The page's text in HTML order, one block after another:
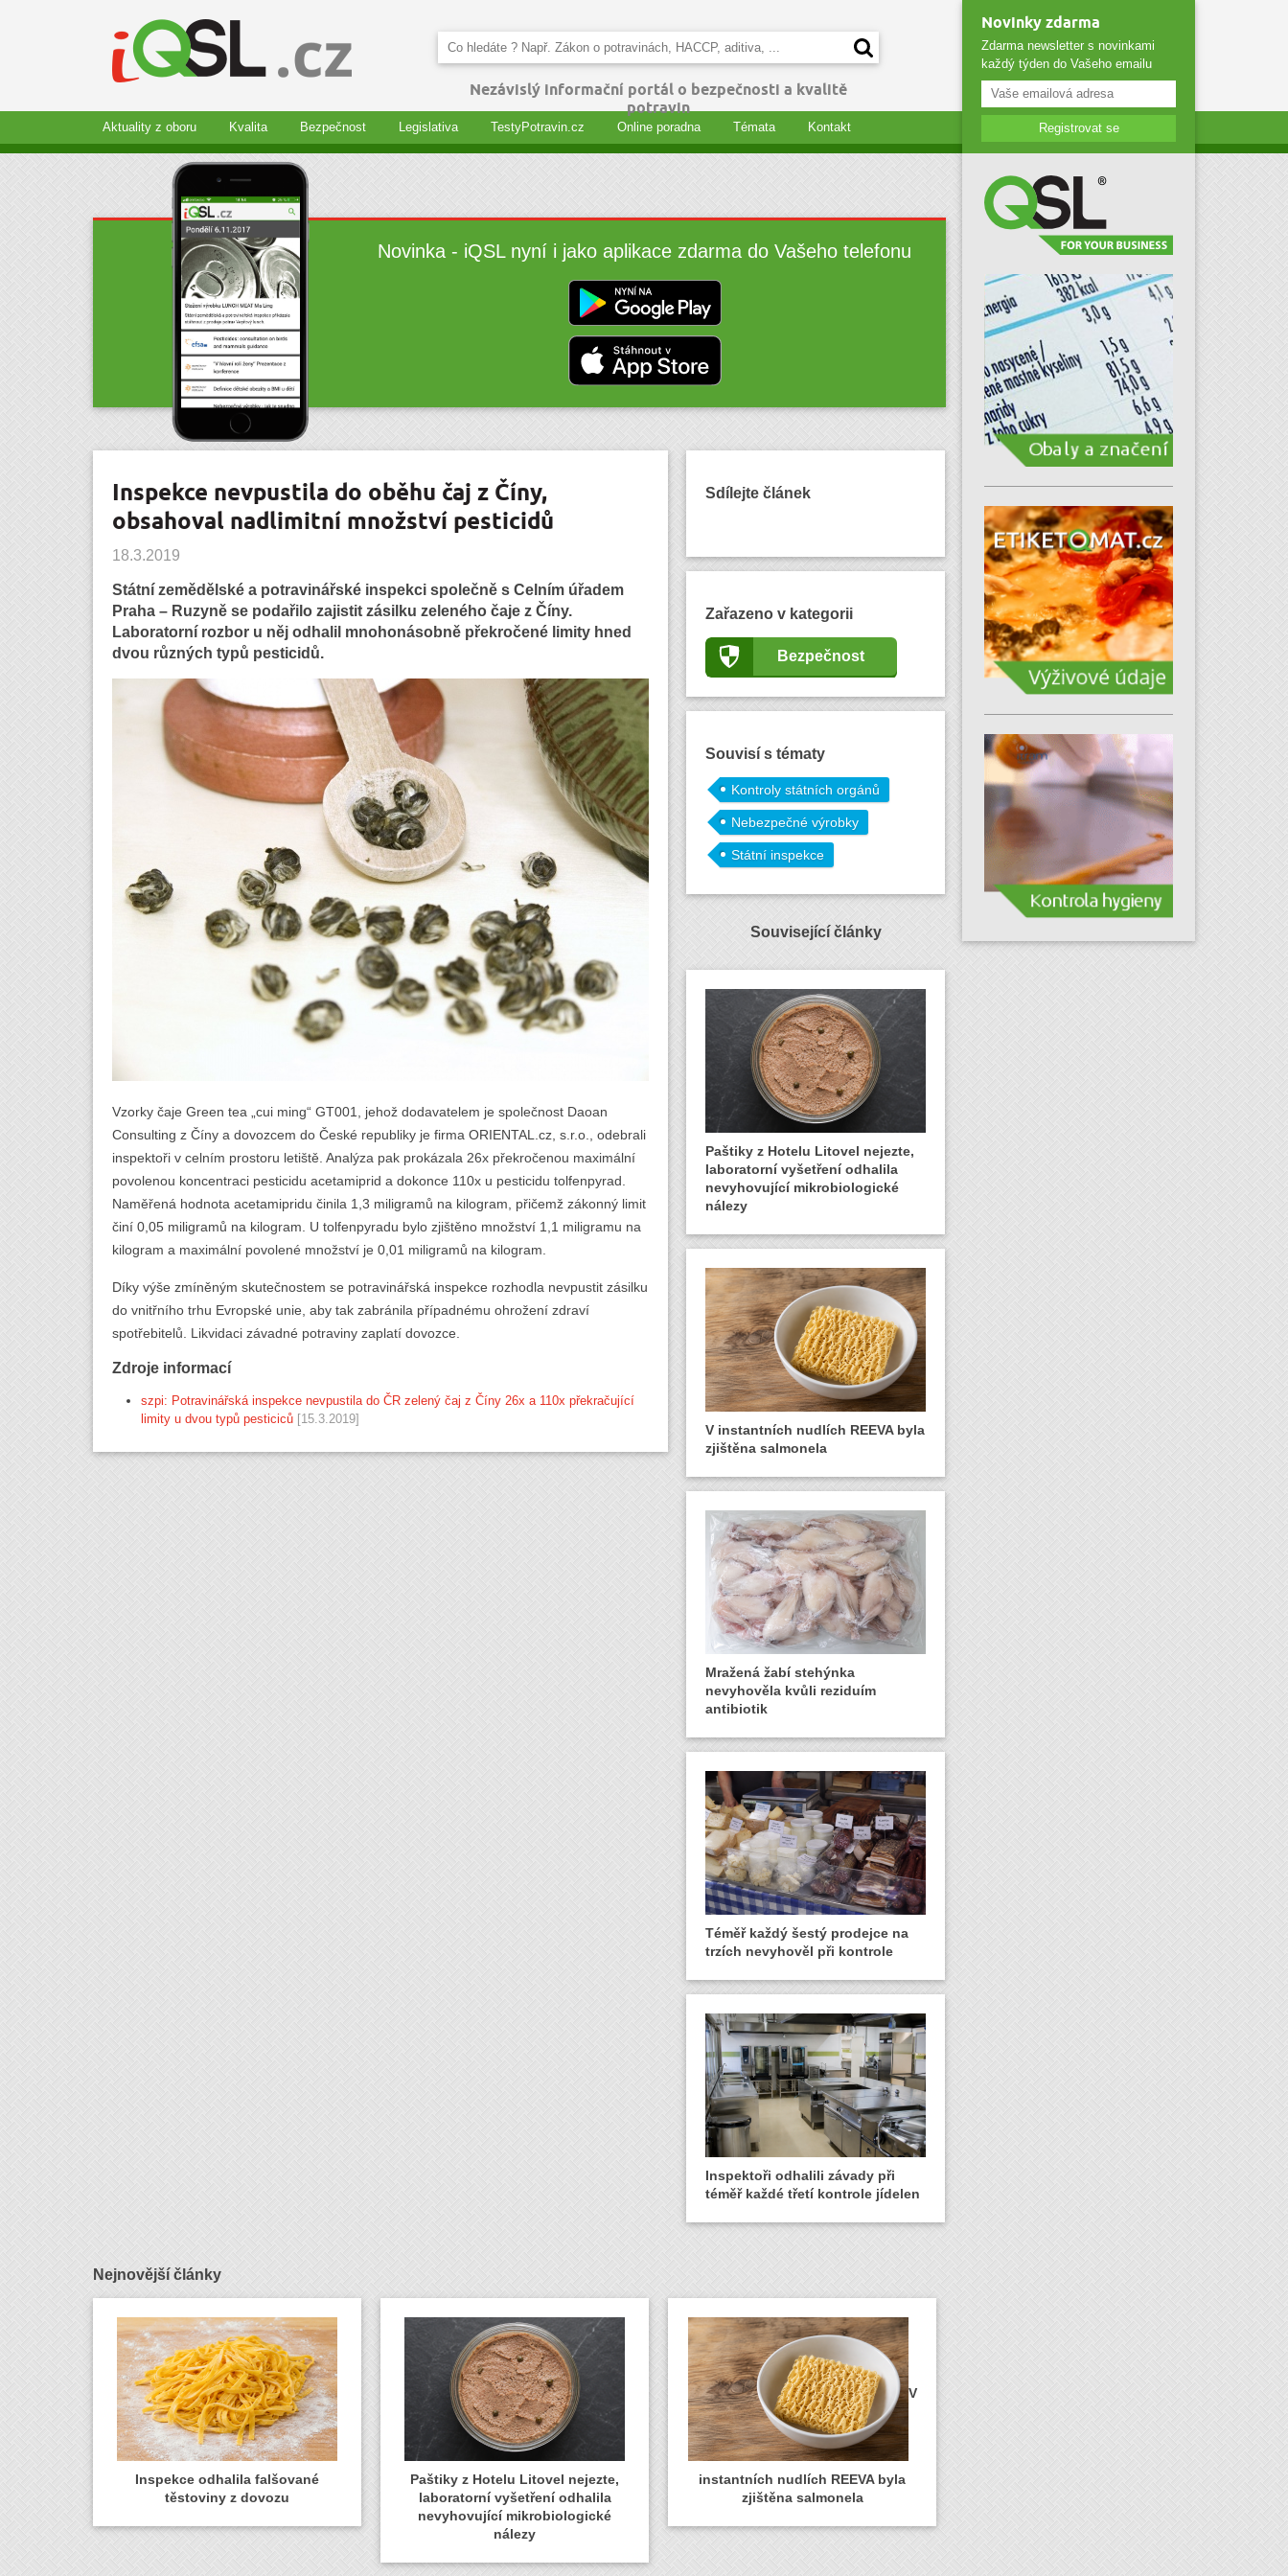
Nezávislý informační portál o bezpečnosti a kvalitě
potravin
Aktuality z oboru Kvalita Bezpečnost Legislativa TestyPotravin.cz Online poradna Témata Kontakt
Novinka - iQSL nyní i jako aplikace zdarma do Vašeho telefonu
Inspekce nevpustila do oběhu čaj z Číny,
obsahoval nadlimitní množství pesticidů
18.3.2019
Státní zemědělské a potravinářské inspekci společně s Celním úřadem
Praha – Ruzyně se podařilo zajistit zásilku zeleného čaje z Číny.
Laboratorní rozbor u něj odhalil mnohonásobně překročené limity hned
dvou různých typů pesticidů.
Vzorky čaje Green tea „cui ming“ GT001, jehož dodavatelem je společnost Daoan
Consulting z Číny a dovozcem do České republiky je firma ORIENTAL.cz, s.r.o., odebrali
inspektoři v celním prostoru letiště. Analýza pak prokázala 26x překročenou maximální
povolenou koncentraci pesticidu acetamiprid a dokonce 110x u pesticidu tolfenpyrad.
Naměřená hodnota acetamipridu činila 1,3 miligramů na kilogram, přičemž zákonný limit
činí 0,05 miligramů na kilogram. U tolfenpyradu bylo zjištěno množství 1,1 miligramu na
kilogram a maximální povolené množství je 0,01 miligramů na kilogram.
Díky výše zmíněným skutečnostem se potravinářská inspekce rozhodla nevpustit zásilku
do vnitřního trhu Evropské unie, aby tak zabránila případnému ohrožení zdraví
spotřebitelů. Likvidaci závadné potraviny zaplatí dovozce.
Zdroje informací
szpi: Potravinářská inspekce nevpustila do ČR zelený čaj z Číny 26x a 110x překračující
limity u dvou typů pesticiců [15.3.2019]
Sdílejte článek
Zařazeno v kategorii
Bezpečnost
Souvisí s tématy
Kontroly státních orgánů
Nebezpečné výrobky
Státní inspekce
Související články
Paštiky z Hotelu Litovel nejezte,
laboratorní vyšetření odhalila
nevyhovující mikrobiologické
nálezy
V instantních nudlích REEVA byla
zjištěna salmonela
Mražená žabí stehýnka
nevyhověla kvůli reziduím
antibiotik
Téměř každý šestý prodejce na
trzích nevyhověl při kontrole
Inspektoři odhalili závady při
téměř každé třetí kontrole jídelen
Nejnovější články
Inspekce odhalila falšované
těstoviny z dovozu
Paštiky z Hotelu Litovel nejezte,
laboratorní vyšetření odhalila
nevyhovující mikrobiologické
nálezy
V
instantních nudlích REEVA byla
zjištěna salmonela
Novinky zdarma
Zdarma newsletter s novinkami
každý týden do Vašeho emailu
Registrovat se